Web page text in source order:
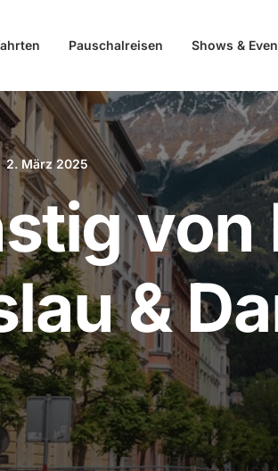
Pauschalreisen Shows &
2. März 2025
&